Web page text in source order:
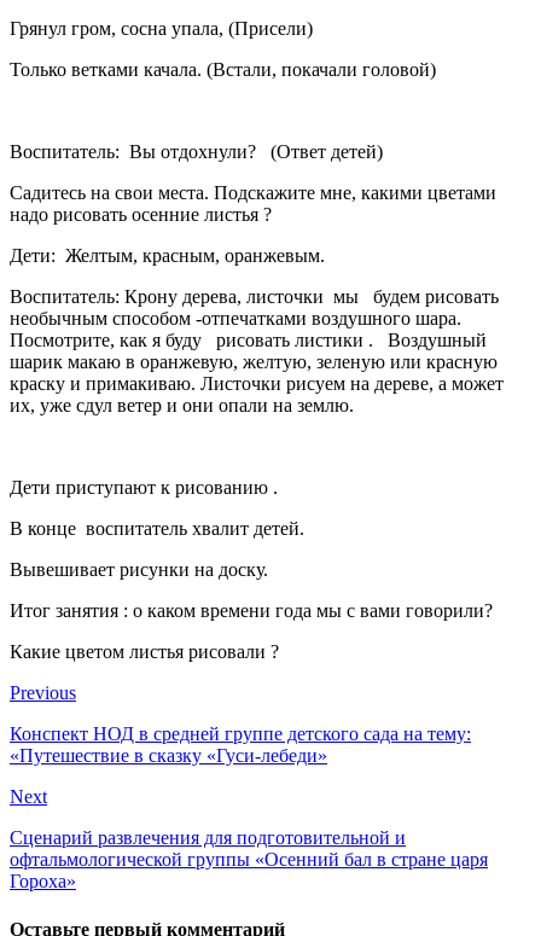
Грянул гром, сосна упала, (Присели)
Только ветками качала. (Встали, покачали головой)
Воспитатель: Вы отдохнули? (Ответ детей)
Садитесь на свои места. Подскажите мне, какими цветами
надо рисовать осенние листья ?
Дети: Желтым, красным, оранжевым.
Воспитатель: Крону дерева, листочки мы будем рисовать
необычным способом -отпечатками воздушного шара.
Посмотрите, как я буду рисовать листики . Воздушный
шарик макаю в оранжевую, желтую, зеленую или красную
краску и примакиваю. Листочки рисуем на дереве, а может
их, уже сдул ветер и они опали на землю.
Дети приступают к рисованию .
В конце воспитатель хвалит детей.
Вывешивает рисунки на доску.
Итог занятия : о каком времени года мы с вами говорили?
Какие цветом листья рисовали ?
Previous
Конспект НОД в средней группе детского сада на тему:
«Путешествие в сказку «Гуси-лебеди»
Next
Сценарий развлечения для подготовительной и
офтальмологической группы «Осенний бал в стране царя
Гороха»
Оставьте первый комментарий